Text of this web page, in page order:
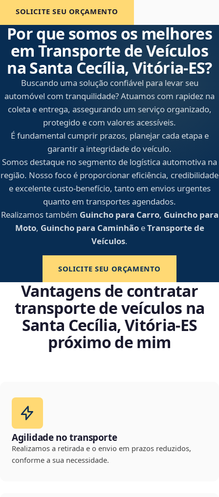
SOLICITE SEU ORÇAMENTO
Por que somos os melhores
em Transporte de Veículos
na Santa Cecília, Vitória‑ES?
Buscando uma solução confiável para levar seu
automóvel com tranquilidade? Atuamos com rapidez na
coleta e entrega, assegurando um serviço organizado,
protegido e com valores acessíveis.
É fundamental cumprir prazos, planejar cada etapa e
garantir a integridade do veículo.
Somos destaque no segmento de logística automotiva na
região. Nosso foco é proporcionar eficiência, credibilidade
e excelente custo-benefício, tanto em envios urgentes
quanto em transportes agendados.
Realizamos também Guincho para Carro, Guincho para
Moto, Guincho para CaminhãoeTransporte de
Veículos.
SOLICITE SEU ORÇAMENTO
Vantagens de contratar
transporte de veículos na
Santa Cecília, Vitória‑ES
próximo de mim
Agilidade no transporte
Realizamos a retirada e o envio em prazos reduzidos,
conforme a sua necessidade.